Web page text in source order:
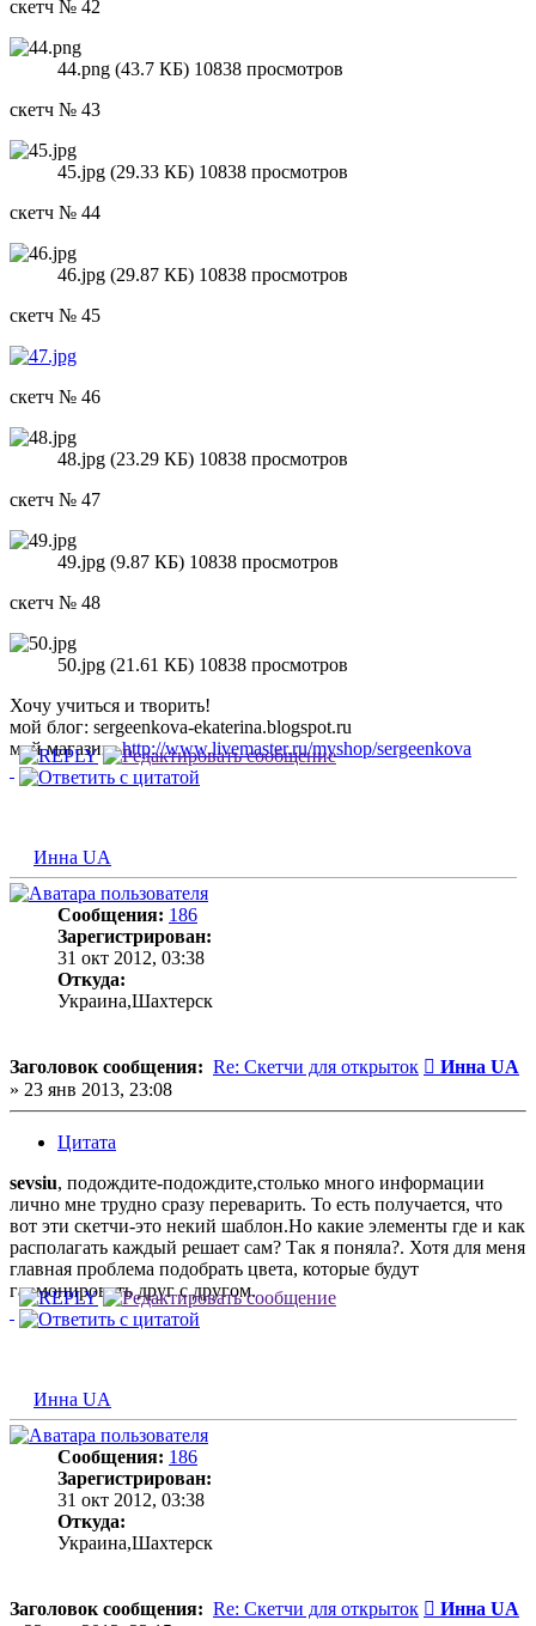
скетч № 42
44.png (43.7 КБ) 10838 просмотров
скетч № 43
45.jpg (29.33 КБ) 10838 просмотров
скетч № 44
46.jpg (29.87 КБ) 10838 просмотров
скетч № 45
скетч № 46
48.jpg (23.29 КБ) 10838 просмотров
скетч № 47
49.jpg (9.87 КБ) 10838 просмотров
скетч № 48
50.jpg (21.61 КБ) 10838 просмотров
Хочу учиться и творить!
мой блог: sergeenkova-ekaterina.blogspot.ru
мой магазин:http://www.livemaster.ru/myshop/sergeenkova
Инна UA
Сообщения: 186
Зарегистрирован:
31 окт 2012, 03:38
Откуда:
Украина,Шахтерск
Заголовок сообщения: Re: Скетчи для открыток Сообщение
Инна UA
» 23 янв 2013, 23:08
Цитата
sevsiu, подождите-подождите,столько много информации
лично мне трудно сразу переварить. То есть получается, что
вот эти скетчи-это некий шаблон.Но какие элементы где и как
располагать каждый решает сам? Так я поняла?. Хотя для меня
главная проблема подобрать цвета, которые будут
гармонировать друг с другом.
Инна UA
Сообщения: 186
Зарегистрирован:
31 окт 2012, 03:38
Откуда:
Украина,Шахтерск
Заголовок сообщения: Re: Скетчи для открыток Сообщение
Инна UA